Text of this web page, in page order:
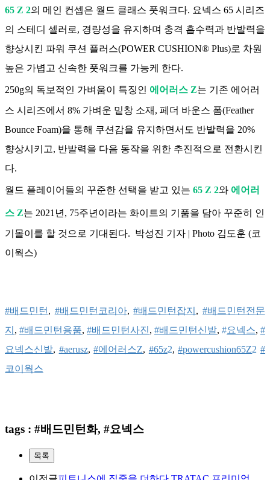
65 Z 2의 메인 컨셉은 월드 클래스 풋워크다. 요넥스 65 시리즈
의 스테디 셀러로, 경량성을 유지하며 충격 흡수력과 반발력을
향상시킨 파워 쿠션 플러스(POWER CUSHION® Plus)로 차원
높은 가볍고 신속한 풋워크를 가능케 한다.
250g의 독보적인 가벼움이 특징인 에어러스 Z는 기존 에어러
스 시리즈에서 8% 가벼운 밑창 소재, 페더 바운스 폼(Feather
Bounce Foam)을 통해 쿠션감을 유지하면서도 반발력을 20%
향상시키고, 반발력을 다음 동작을 위한 추진적으로 전환시킨
다.
월드 플레이어들의 꾸준한 선택을 받고 있는 65 Z 2와 에어러
스 Z는 2021년, 75주년이라는 화이트의 기품을 담아 꾸준히 인
기몰이를 할 것으로 기대된다.  박성진 기자 | Photo 김도훈 (코
이웍스)
#배드민턴, #배드민턴코리아, #배드민턴잡지 , #배드민턴전문
지 , #배드민턴용품, #배드민턴사진, #배드민턴신발, #요넥스, #
요넥스신발, #aerusz, #에어러스Z, #65z2, #powercushion65Z2#
코이웍스
tags : #배드민턴화, #요넥스
목록